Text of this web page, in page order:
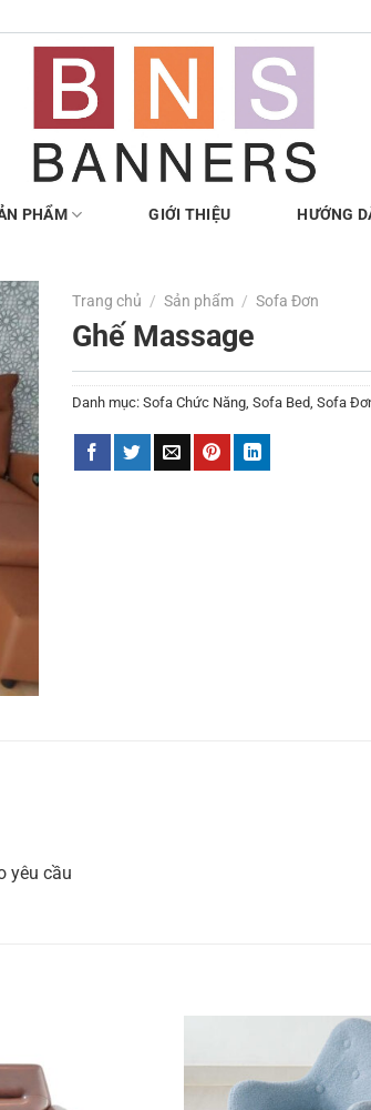
PHẨM GIỚI THIỆU HƯỚNG
Trang chủ / Sản phẩm / Sofa Đơn
Ghế Massage
Danh mục:Sofa Chức Năng,Sofa Bed,Sofa
yêu cầu